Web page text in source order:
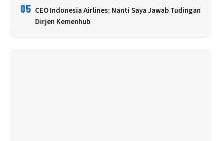
05 CEO Indonesia Airlines: Nanti Saya Jawab Tudingan
Dirjen Kemenhub